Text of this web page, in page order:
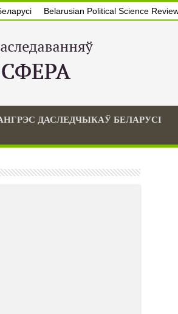
Belarusian Political Science
ДАСЛЕДЧЫКАЎ БЕЛАРУСІ